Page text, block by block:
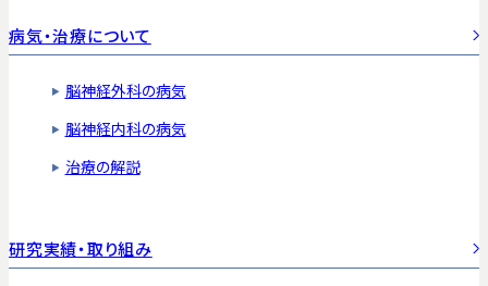
病気・治療について
脳神経外科の病気
脳神経内科の病気
治療の解説
研究実績・取り組み